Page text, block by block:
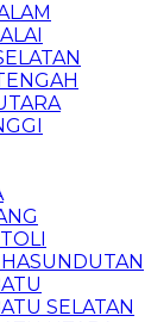
SELATAN